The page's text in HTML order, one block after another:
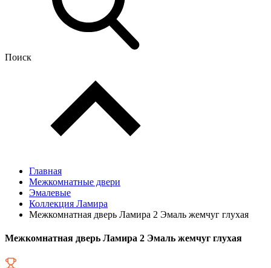
Поиск
Главная
Межкомнатные двери
Эмалевые
Коллекция Ламира
Межкомнатная дверь Ламира 2 Эмаль жемчуг глухая
Межкомнатная дверь Ламира 2 Эмаль жемчуг глухая